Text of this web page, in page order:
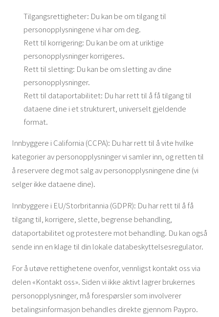
Tilgangsrettigheter: Du kan be om tilgang til
personopplysningene vi har om deg.
Rett til korrigering: Du kan be om at uriktige
personopplysninger korrigeres.
Rett til sletting: Du kan be om sletting av dine
personopplysninger.
Rett til dataportabilitet: Du har rett til å få tilgang til
dataene dine i et strukturert, universelt gjeldende
format.
Innbyggere i California (CCPA): Du har rett til å vite hvilke
kategorier av personopplysninger vi samler inn, og retten til
å reservere deg mot salg av personopplysningene dine (vi
selger ikke dataene dine).
Innbyggere i EU/Storbritannia (GDPR): Du har rett til å få
tilgang til, korrigere, slette, begrense behandling,
dataportabilitet og protestere mot behandling. Du kan også
sende inn en klage til din lokale databeskyttelsesregulator.
For å utøve rettighetene ovenfor, vennligst kontakt oss via
delen «Kontakt oss». Siden vi ikke aktivt lagrer brukernes
personopplysninger, må forespørsler som involverer
betalingsinformasjon behandles direkte gjennom Paypro.